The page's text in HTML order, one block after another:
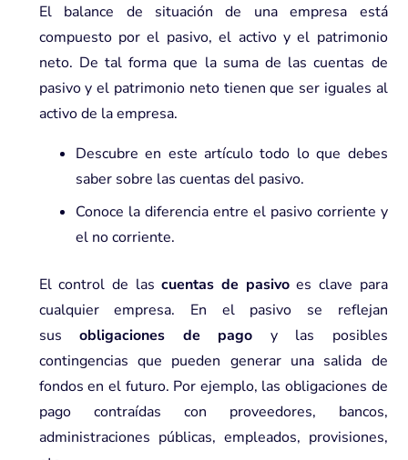
El balance de situación de una empresa está
compuesto por el pasivo, el activo y el patrimonio
neto. De tal forma que la suma de las cuentas de
pasivo y el patrimonio neto tienen que ser iguales al
activo de la empresa.
Descubre en este artículo todo lo que debes
saber sobre las cuentas del pasivo.
Conoce la diferencia entre el pasivo corriente y
el no corriente.
El control de lascuentas de pasivoes clave para
cualquier empresa. En el pasivo se reflejan
susobligaciones de pago y las posibles
contingencias que pueden generar una salida de
fondos en el futuro. Por ejemplo, las obligaciones de
pago contraídas con proveedores, bancos,
administraciones públicas, empleados, provisiones,